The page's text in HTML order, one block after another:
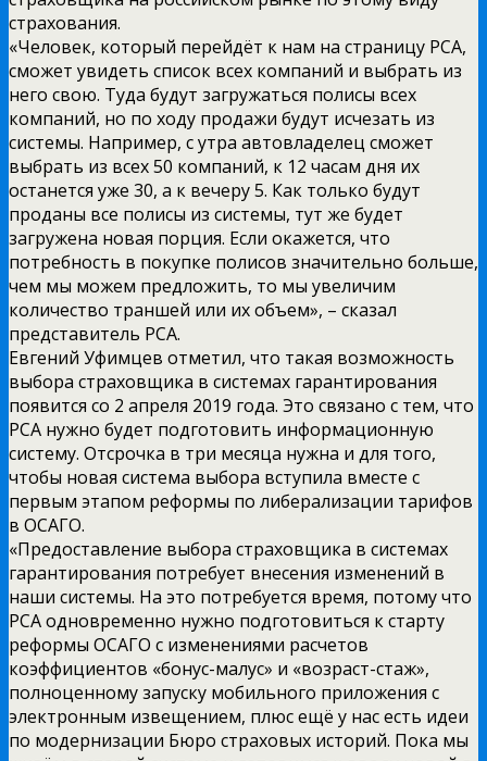
страхования.
«Человек, который перейдёт к нам на страницу РСА,
сможет увидеть список всех компаний и выбрать из
него свою. Туда будут загружаться полисы всех
компаний, но по ходу продажи будут исчезать из
системы. Например, с утра автовладелец сможет
выбрать из всех 50 компаний, к 12 часам дня их
останется уже 30, а к вечеру 5. Как только будут
проданы все полисы из системы, тут же будет
загружена новая порция. Если окажется, что
потребность в покупке полисов значительно больше,
чем мы можем предложить, то мы увеличим
количество траншей или их объем», – сказал
представитель РСА.
Евгений Уфимцев отметил, что такая возможность
выбора страховщика в системах гарантирования
появится со 2 апреля 2019 года. Это связано с тем, что
РСА нужно будет подготовить информационную
систему. Отсрочка в три месяца нужна и для того,
чтобы новая система выбора вступила вместе с
первым этапом реформы по либерализации тарифов
в ОСАГО.
«Предоставление выбора страховщика в системах
гарантирования потребует внесения изменений в
наши системы. На это потребуется время, потому что
РСА одновременно нужно подготовиться к старту
реформы ОСАГО с изменениями расчетов
коэффициентов «бонус-малус» и «возраст-стаж»,
полноценному запуску мобильного приложения с
электронным извещением, плюс ещё у нас есть идеи
по модернизации Бюро страховых историй. Пока мы